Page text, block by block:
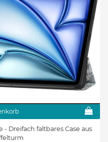
- Dreifach faltbares Case aus